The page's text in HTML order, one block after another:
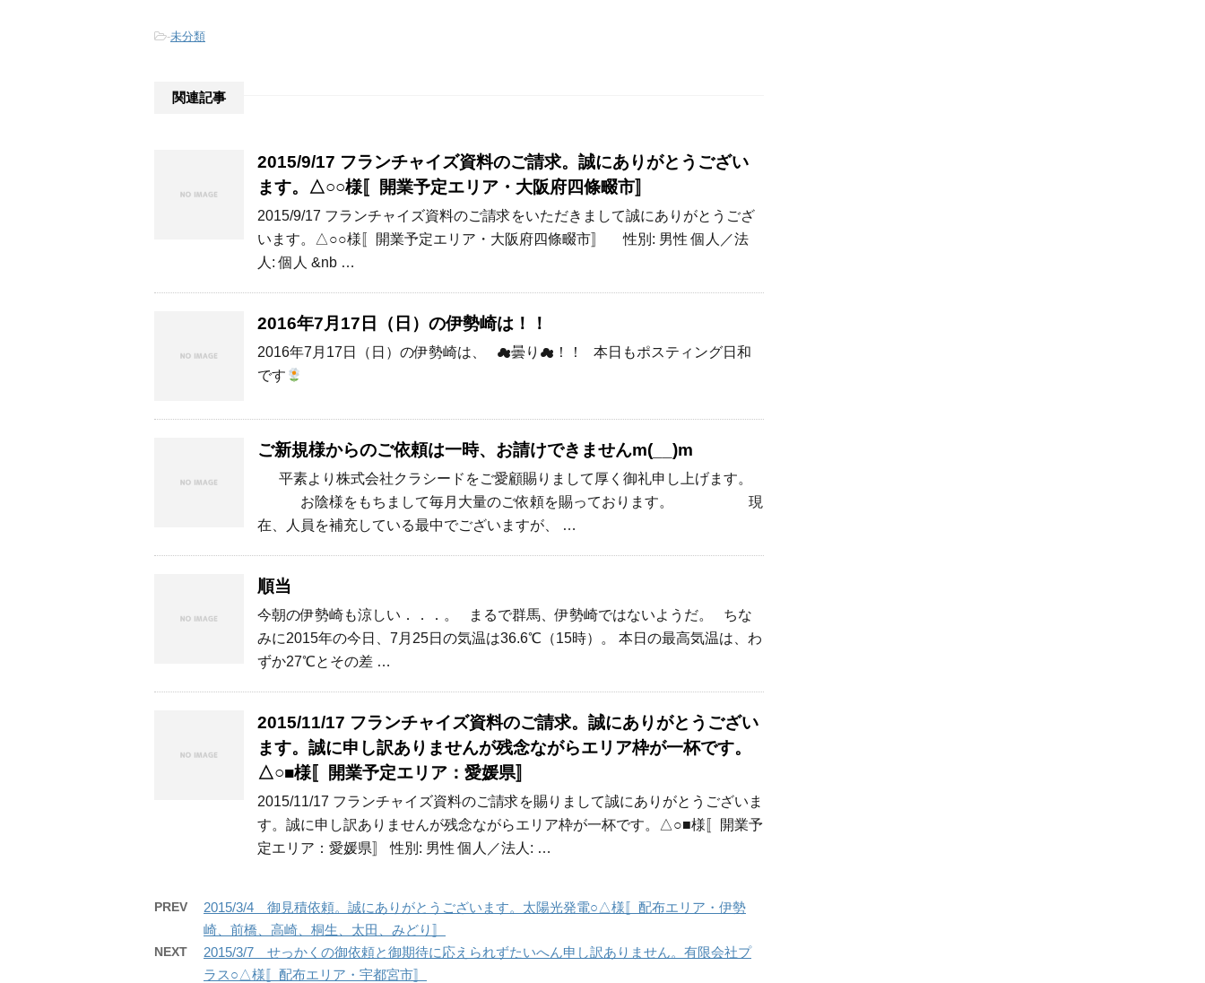
-未分類
関連記事
2015/9/17 フランチャイズ資料のご請求。誠にありがとうござい
ます。△○○様〚開業予定エリア・大阪府四條畷市〛
2015/9/17 フランチャイズ資料のご請求をいただきまして誠にありがとうござ
います。△○○様〚開業予定エリア・大阪府四條畷市〛 性別: 男性 個人／法
人: 個人 &nb …
2016年7月17日（日）の伊勢崎は！！
2016年7月17日（日）の伊勢崎は、 ☁曇り☁！！ 本日もポスティング日和
です
ご新規様からのご依頼は一時、お請けできませんm(__)m
平素より株式会社クラシードをご愛顧賜りまして厚く御礼申し上げます。
お陰様をもちまして毎月大量のご依頼を賜っております。 現
在、人員を補充している最中でございますが、 …
順当
今朝の伊勢崎も涼しい．．．。 まるで群馬、伊勢崎ではないようだ。 ちな
みに2015年の今日、7月25日の気温は36.6℃（15時）。 本日の最高気温は、わ
ずか27℃とその差 …
2015/11/17 フランチャイズ資料のご請求。誠にありがとうござい
ます。誠に申し訳ありませんが残念ながらエリア枠が一杯です。
△○■様〚開業予定エリア：愛媛県〛
2015/11/17 フランチャイズ資料のご請求を賜りまして誠にありがとうございま
す。誠に申し訳ありませんが残念ながらエリア枠が一杯です。△○■様〚開業予
定エリア：愛媛県〛 性別: 男性 個人／法人: …
PREV
2015/3/4 御見積依頼。誠にありがとうございます。太陽光発電○△様〚配布エリア・伊勢
崎、前橋、高崎、桐生、太田、みどり〛
NEXT
2015/3/7 せっかくの御依頼と御期待に応えられずたいへん申し訳ありません。有限会社プ
ラス○△様〚配布エリア・宇都宮市〛